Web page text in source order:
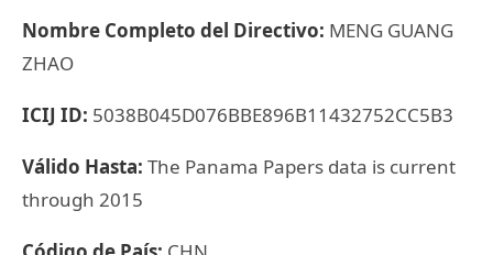
Nombre Completo del Directivo: MENG GUANG
ZHAO
ICIJ ID: 5038B045D076BBE896B11432752CC5B3
Válido Hasta: The Panama Papers data is current
through 2015